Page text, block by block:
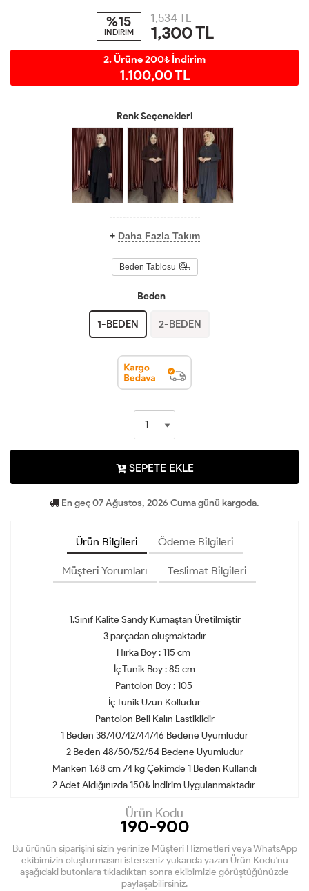
%15
İNDİRİM
1,534 TL
1,300TL
2. Ürüne 200₺ İndirim
1.100,00 TL
Renk Seçenekleri
+ Daha Fazla Takım
Beden Tablosu
Beden
1-BEDEN 2-BEDEN
SEPETE EKLE
En geç 07 Ağustos, 2026 Cuma günü kargoda.
Ürün Bilgileri Ödeme Bilgileri
Müşteri Yorumları Teslimat Bilgileri
1.Sınıf Kalite Sandy Kumaştan Üretilmiştir
3 parçadan oluşmaktadır
Hırka Boy : 115 cm
İç Tunik Boy : 85 cm
Pantolon Boy : 105
İç Tunik Uzun Kolludur
Pantolon Beli Kalın Lastiklidir
1 Beden 38/40/42/44/46 Bedene Uyumludur
2 Beden 48/50/52/54 Bedene Uyumludur
Manken 1.68 cm 74 kg Çekimde 1 Beden Kullandı
2 Adet Aldığınızda 150₺ İndirim Uygulanmaktadır
Ürün Kodu
190-900
Bu ürünün siparişini sizin yerinize Müşteri Hizmetleri veya WhatsApp
ekibimizin oluşturmasını isterseniz yukarıda yazan Ürün Kodu'nu
aşağıdaki butonlara tıkladıktan sonra ekibimizle görüştüğünüzde
paylaşabilirsiniz.